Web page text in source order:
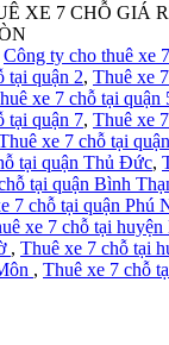
XE 7 CHỖ GIÁ
Công ty cho thuê xe
tại quận 2, Thuê xe
xe 7 chỗ tại quận
tại quận 7, Thuê xe
xe 7 chỗ tại
tại quận Thủ Đức,
tại quận Bình
7 chỗ tại quận Phú
xe 7 chỗ tại
, Thuê xe 7 chỗ tại
, Thuê xe 7 chỗ